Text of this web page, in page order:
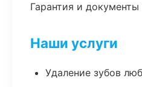
Гарантия и документы
Наши услуги
Удаление зубов